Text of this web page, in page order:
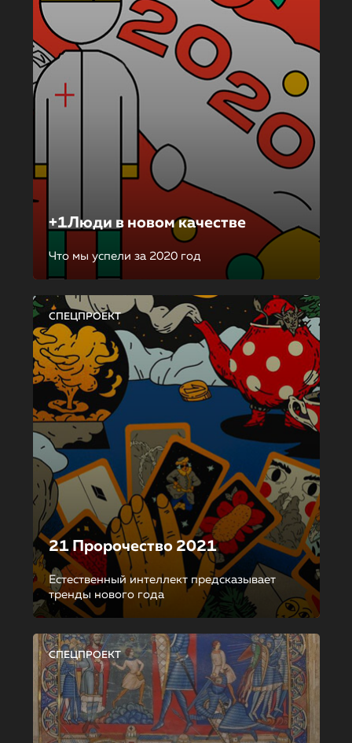
+1Люди в новом качестве
Что мы успели за 2020 год
СПЕЦПРОЕКТ
21 Пророчество 2021
Естественный интеллект предсказывает
тренды нового года
СПЕЦПРОЕКТ